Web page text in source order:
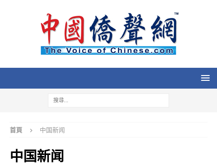
首頁 中国新闻
中国新闻